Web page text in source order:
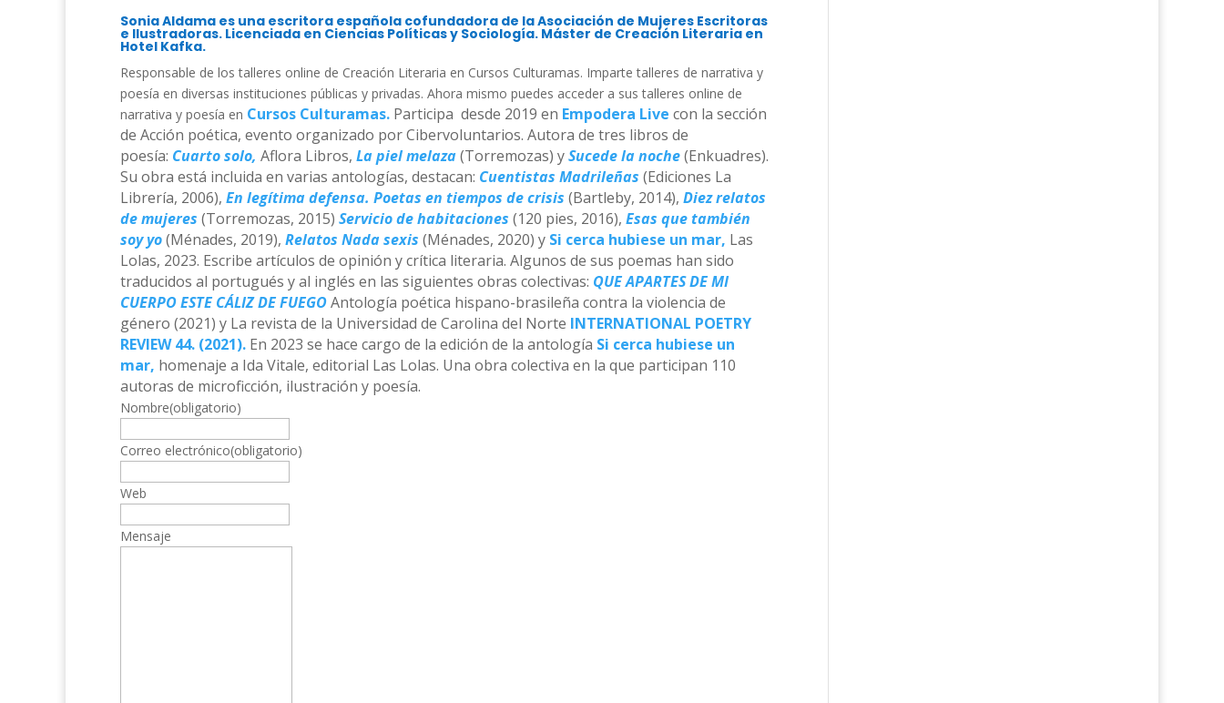
Sonia Aldama es una escritora española cofundadora de la Asociación de Mujeres Escritoras
e Ilustradoras. Licenciada en Ciencias Políticas y Sociología. Máster de Creación Literaria en
Hotel Kafka.
Responsable de los talleres online de Creación Literaria en Cursos Culturamas. Imparte talleres de narrativa y
poesía en diversas instituciones públicas y privadas. Ahora mismo puedes acceder a sus talleres online de
narrativa y poesía en Cursos Culturamas. Participa desde 2019 en Empodera Live con la sección
de Acción poética, evento organizado por Cibervoluntarios. Autora de tres libros de
poesía: Cuarto solo, Aflora Libros, La piel melaza(Torremozas) ySucede la noche(Enkuadres).
Su obra está incluida en varias antologías, destacan: Cuentistas Madrileñas (Ediciones La
Librería, 2006), En legítima defensa. Poetas en tiempos de crisis (Bartleby, 2014), Diez relatos
de mujeres (Torremozas, 2015) Servicio de habitaciones (120 pies, 2016), Esas que también
soy yo(Ménades, 2019), Relatos Nada sexis (Ménades, 2020) y Si cerca hubiese un mar, Las
Lolas, 2023. Escribe artículos de opinión y crítica literaria. Algunos de sus poemas han sido
traducidos al portugués y al inglés en las siguientes obras colectivas: QUE APARTES DE MI
CUERPO ESTE CÁLIZ DE FUEGOAntología poética hispano-brasileña contra la violencia de
género (2021) y La revista de la Universidad de Carolina del Norte INTERNATIONAL POETRY
REVIEW 44. (2021). En 2023 se hace cargo de la edición de la antología Si cerca hubiese un
mar, homenaje a Ida Vitale, editorial Las Lolas. Una obra colectiva en la que participan 110
autoras de microficción, ilustración y poesía.
Nombre(obligatorio)
Correo electrónico(obligatorio)
Web
Mensaje